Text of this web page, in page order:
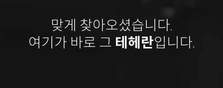
맞게 찾아오셨습니다.
여기가 바로 그 테헤란입니다.